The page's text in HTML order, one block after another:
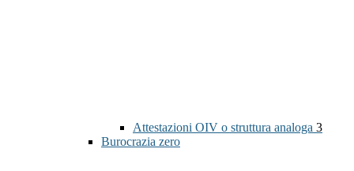
Attestazioni OIV o struttura analoga 3
Burocrazia zero